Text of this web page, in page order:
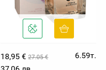
18,95 € 27.05 €
6.59т.